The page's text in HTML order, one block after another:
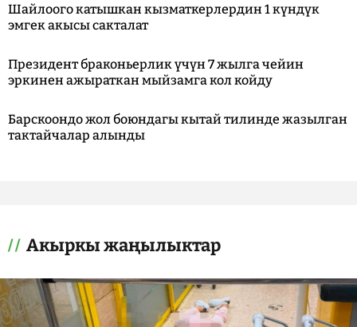
Шайлоого катышкан кызматкерлердин 1 күндүк
эмгек акысы сакталат
Президент браконьерлик үчүн 7 жылга чейин
эркинен ажыраткан мыйзамга кол койду
Барскоондо жол боюндагы кытай тилинде жазылган
тактайчалар алынды
Акыркы жаңылыктар